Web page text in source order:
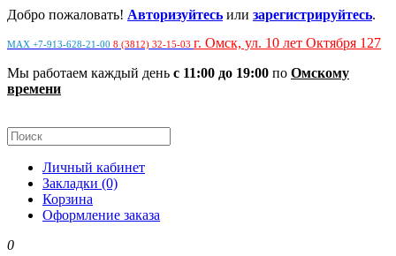
Добро пожаловать! Авторизуйтесь или зарегистрируйтесь.
MAX +7-913-628-21-00 8 (3812) 32-15-03 г. Омск, ул. 10 лет Октября 127
Мы работаем каждый день с 11:00 до 19:00 по Омскому
времени
Личный кабинет
Закладки (0)
Корзина
Оформление заказа
0